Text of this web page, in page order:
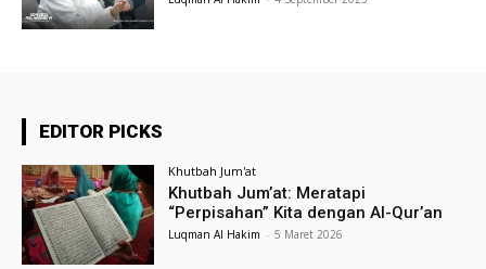
EDITOR PICKS
Khutbah Jum'at
Khutbah Jum’at: Meratapi
“Perpisahan” Kita dengan Al-Qur’an
Luqman Al Hakim - 5 Maret 2026